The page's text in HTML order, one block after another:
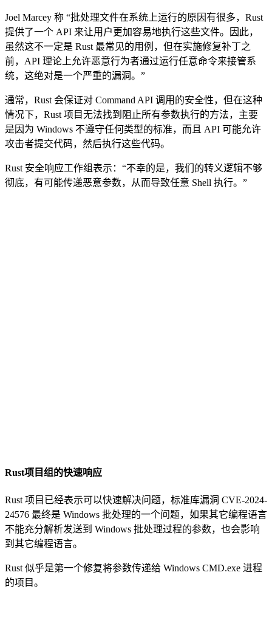
Joel Marcey 称 “批处理文件在系统上运行的原因有很多，Rust
提供了一个 API 来让用户更加容易地执行这些文件。因此，
虽然这不一定是 Rust 最常见的用例，但在实施修复补丁之
前，API 理论上允许恶意行为者通过运行任意命令来接管系
统，这绝对是一个严重的漏洞。”
通常，Rust 会保证对 Command API 调用的安全性，但在这种
情况下，Rust 项目无法找到阻止所有参数执行的方法，主要
是因为 Windows 不遵守任何类型的标准，而且 API 可能允许
攻击者提交代码，然后执行这些代码。
Rust 安全响应工作组表示：“不幸的是，我们的转义逻辑不够
彻底，有可能传递恶意参数，从而导致任意 Shell 执行。”
Rust项目组的快速响应
Rust 项目已经表示可以快速解决问题，标准库漏洞 CVE-2024-
24576 最终是 Windows 批处理的一个问题，如果其它编程语言
不能充分解析发送到 Windows 批处理过程的参数，也会影响
到其它编程语言。
Rust 似乎是第一个修复将参数传递给 Windows CMD.exe 进程
的项目。